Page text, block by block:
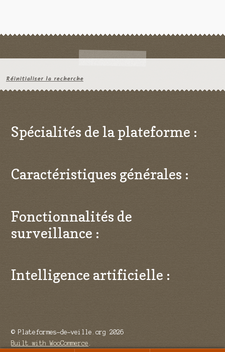
Réinitialiser la recherche
Spécialités de la plateforme :
Caractéristiques générales :
Fonctionnalités de
surveillance :
Intelligence artificielle :
© Plateformes-de-veille.org 2026
Built with WooCommerce